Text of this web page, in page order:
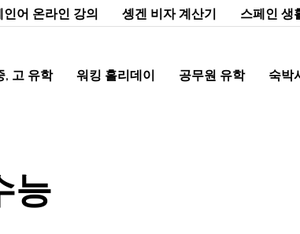
인어 온라인 강의 솅겐 비자 계산기 스페인 생
, 고 유학 워킹 홀리데이 공무원 유학 숙박
능